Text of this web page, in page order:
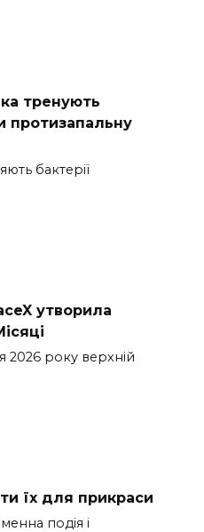
тренують
протизапальну
бактерії
утворила
2026 року верхній
їх для прикраси
подія і